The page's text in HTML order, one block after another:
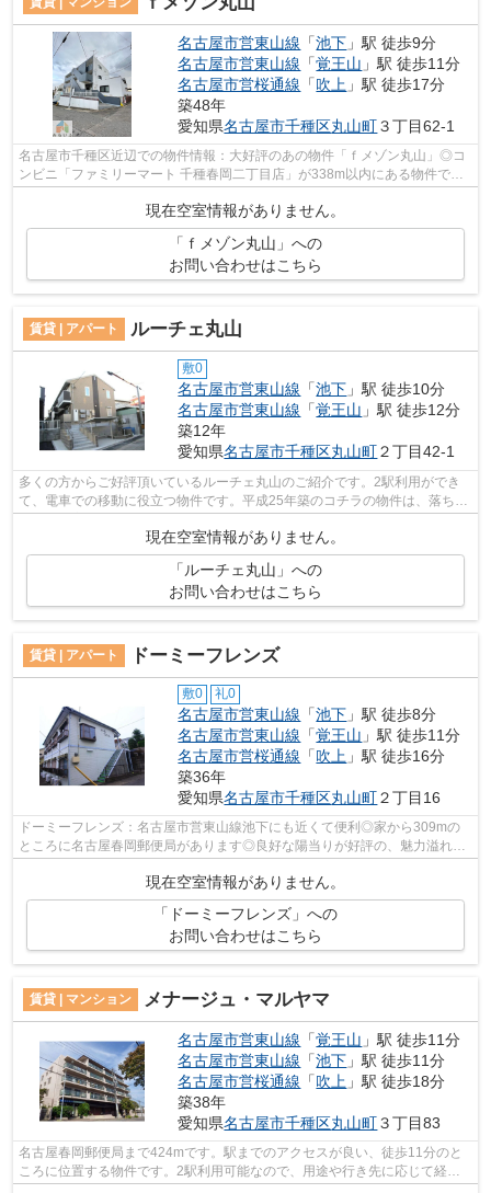
名古屋市営東山線 「池下 」駅 徒歩9分
名古屋市営東山線 「覚王山 」駅 徒歩11分
名古屋市営桜通線 「吹上 」駅 徒歩17分
築48年
愛知県名古屋市千種区丸山町３丁目62-1
名古屋市千種区近辺での物件情報：大好評のあの物件「ｆメゾン丸山」◎コ
ンビニ「ファミリーマート 千種春岡二丁目店」が338m以内にある物件です
現在空室情報がありません。
「ｆメゾン丸山」への
お問い合わせはこちら
賃貸 | アパート ルーチェ丸山
敷0
名古屋市営東山線 「池下 」駅 徒歩10分
名古屋市営東山線 「覚王山 」駅 徒歩12分
築12年
愛知県名古屋市千種区丸山町２丁目42-1
多くの方からご好評頂いているルーチェ丸山のご紹介です。2駅利用ができ
て、電車での移動に役立つ物件です。平成25年築のコチラの物件は、落ち着
現在空室情報がありません。
「ルーチェ丸山」への
お問い合わせはこちら
賃貸 | アパート ドーミーフレンズ
敷0 礼0
名古屋市営東山線 「池下 」駅 徒歩8分
名古屋市営東山線 「覚王山 」駅 徒歩11分
名古屋市営桜通線 「吹上 」駅 徒歩16分
築36年
愛知県名古屋市千種区丸山町２丁目16
ドーミーフレンズ：名古屋市営東山線池下にも近くて便利◎家から309mの
ところに名古屋春岡郵便局があります◎良好な陽当りが好評の、魅力溢れる
一押しの物件です◎2駅利用可能なので、用...
現在空室情報がありません。
「ドーミーフレンズ」への
お問い合わせはこちら
賃貸 | マンション メナージュ・マルヤマ
名古屋市営東山線 「覚王山 」駅 徒歩11分
名古屋市営東山線 「池下 」駅 徒歩11分
名古屋市営桜通線 「吹上 」駅 徒歩18分
築38年
愛知県名古屋市千種区丸山町３丁目83
名古屋春岡郵便局まで424mです。駅までのアクセスが良い、徒歩11分のと
ころに位置する物件です。2駅利用可能なので、用途や行き先に応じて経路